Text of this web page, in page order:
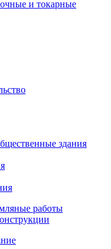
и токарные
здания
работы